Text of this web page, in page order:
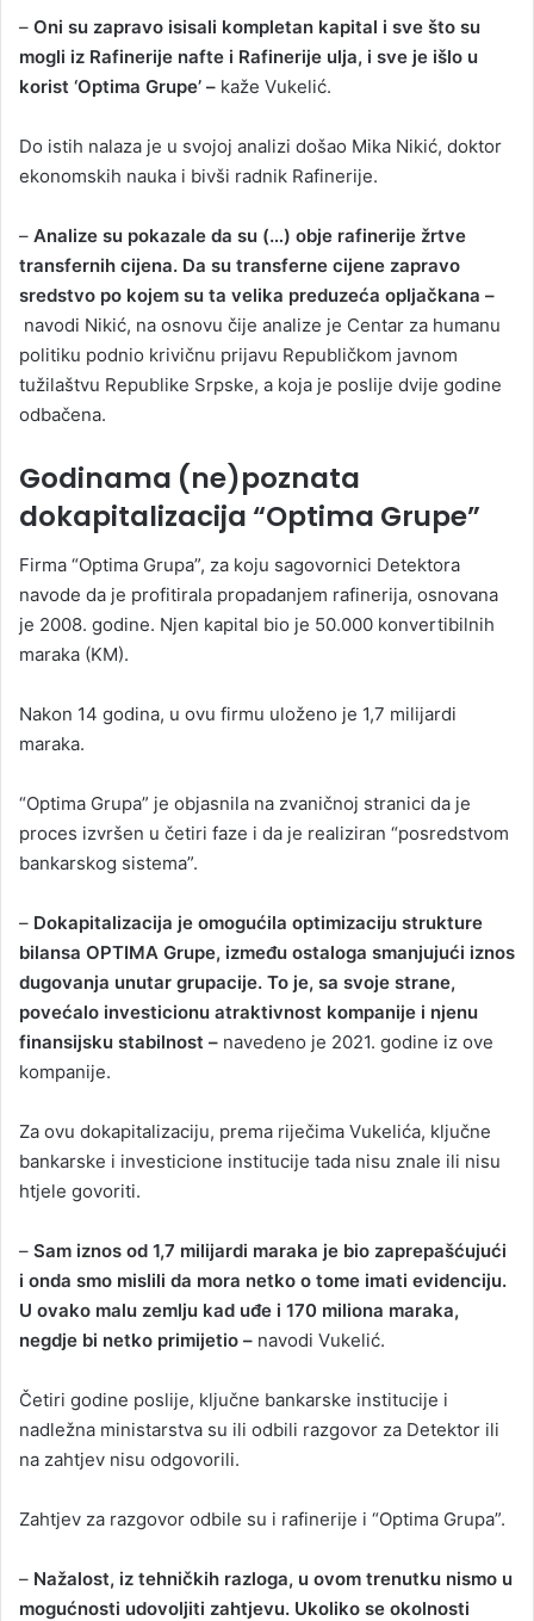
– Oni su zapravo isisali kompletan kapital i sve što su
mogli iz Rafinerije nafte i Rafinerije ulja, i sve je išlo u
korist ‘Optima Grupe’ – kaže Vukelić.
Do istih nalaza je u svojoj analizi došao Mika Nikić, doktor
ekonomskih nauka i bivši radnik Rafinerije.
– Analize su pokazale da su (…) obje rafinerije žrtve
transfernih cijena. Da su transferne cijene zapravo
sredstvo po kojem su ta velika preduzeća opljačkana –
navodi Nikić, na osnovu čije analize je Centar za humanu
politiku podnio krivičnu prijavu Republičkom javnom
tužilaštvu Republike Srpske, a koja je poslije dvije godine
odbačena.
Godinama (ne)poznata
dokapitalizacija “Optima Grupe”
Firma “Optima Grupa”, za koju sagovornici Detektora
navode da je profitirala propadanjem rafinerija, osnovana
je 2008. godine. Njen kapital bio je 50.000 konvertibilnih
maraka (KM).
Nakon 14 godina, u ovu firmu uloženo je 1,7 milijardi
maraka.
“Optima Grupa” je objasnila na zvaničnoj stranici da je
proces izvršen u četiri faze i da je realiziran “posredstvom
bankarskog sistema”.
– Dokapitalizacija je omogućila optimizaciju strukture
bilansa OPTIMA Grupe, između ostaloga smanjujući iznos
dugovanja unutar grupacije. To je, sa svoje strane,
povećalo investicionu atraktivnost kompanije i njenu
finansijsku stabilnost – navedeno je 2021. godine iz ove
kompanije.
Za ovu dokapitalizaciju, prema riječima Vukelića, ključne
bankarske i investicione institucije tada nisu znale ili nisu
htjele govoriti.
– Sam iznos od 1,7 milijardi maraka je bio zaprepašćujući
i onda smo mislili da mora netko o tome imati evidenciju.
U ovako malu zemlju kad uđe i 170 miliona maraka,
negdje bi netko primijetio – navodi Vukelić.
Četiri godine poslije, ključne bankarske institucije i
nadležna ministarstva su ili odbili razgovor za Detektor ili
na zahtjev nisu odgovorili.
Zahtjev za razgovor odbile su i rafinerije i “Optima Grupa”.
– Nažalost, iz tehničkih razloga, u ovom trenutku nismo u
mogućnosti udovoljiti zahtjevu. Ukoliko se okolnosti